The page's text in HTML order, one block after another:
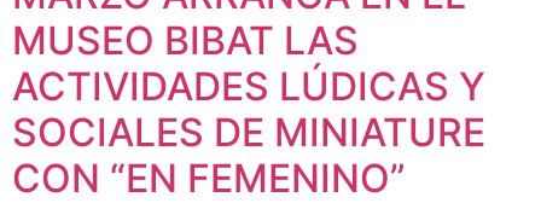
MUSEO BIBAT LAS
ACTIVIDADES LÚDICAS Y
SOCIALES DE MINIATURE
CON “EN FEMENINO”